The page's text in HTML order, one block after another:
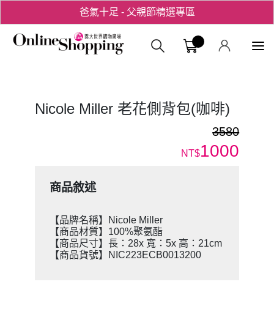
爸氣十足 - 父親節精選專區
用心愛你！七夕星選禮遇！義大購物
Nicole Miller 老花側背包(咖啡)
3580
NT$1000
商品敘述
【品牌名稱】Nicole Miller
【商品材質】100%聚氨酯
【商品尺寸】長：28x 寬：5x 高：21cm
【商品貨號】NIC223ECB0013200